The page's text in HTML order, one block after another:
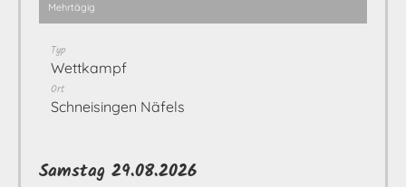
Mehrtägig
Typ
Wettkampf
Ort
Schneisingen Näfels
Samstag 29.08.2026